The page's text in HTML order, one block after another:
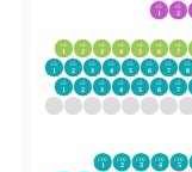
r5
1
r5
2
r4
1
r4
2
r4
3
r4
4
r4
5
r4
6
r4
7
r3
1
r3
2
r3
3
r3
4
r3
5
r3
6
r3
7
r3
8
r2
1
r2
2
r2
3
r2
4
r2
5
r2
6
r2
7
r16
1
r16
2
r16
3
r16
4
r16
5